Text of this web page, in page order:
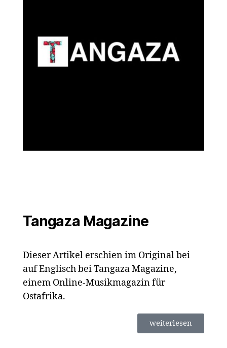
Tangaza Magazine
Dieser Artikel erschien im Original bei
auf Englisch bei Tangaza Magazine,
einem Online-Musikmagazin für
Ostafrika.
weiterlesen